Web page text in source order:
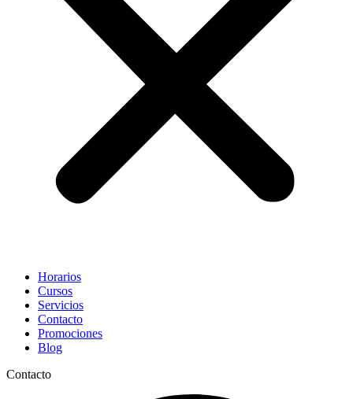
Horarios
Cursos
Servicios
Contacto
Promociones
Blog
Contacto